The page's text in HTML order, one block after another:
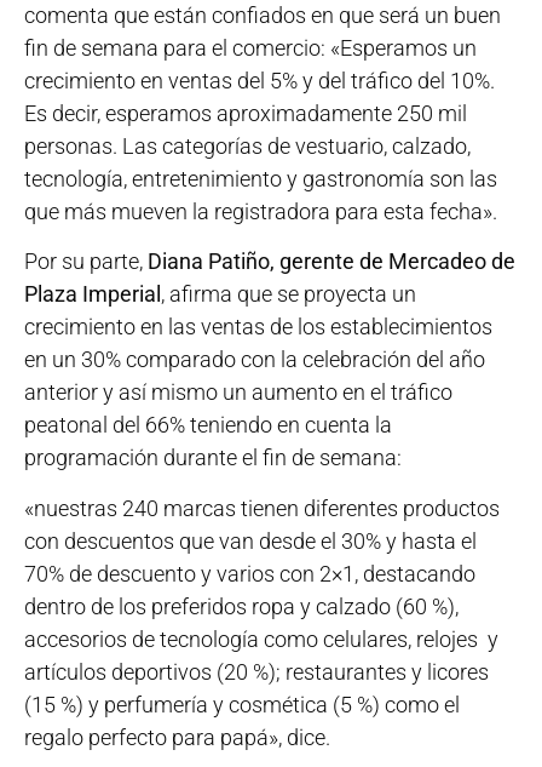
comenta que están confiados en que será un buen
fin de semana para el comercio: «Esperamos un
crecimiento en ventas del 5% y del tráfico del 10%.
Es decir, esperamos aproximadamente 250 mil
personas. Las categorías de vestuario, calzado,
tecnología, entretenimiento y gastronomía son las
que más mueven la registradora para esta fecha».
Por su parte, Diana Patiño, gerente de Mercadeo de
Plaza Imperial , afirma que se proyecta un
crecimiento en las ventas de los establecimientos
en un 30% comparado con la celebración del año
anterior y así mismo un aumento en el tráfico
peatonal del 66% teniendo en cuenta la
programación durante el fin de semana:
«nuestras 240 marcas tienen diferentes productos
con descuentos que van desde el 30% y hasta el
70% de descuento y varios con 2×1, destacando
dentro de los preferidos ropa y calzado (60 %),
accesorios de tecnología como celulares, relojes y
artículos deportivos (20 %); restaurantes y licores
(15 %) y perfumería y cosmética (5 %) como el
regalo perfecto para papá», dice.